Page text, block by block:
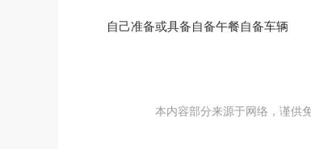
自己准备或具备自备午餐自备车辆
本内容部分来源于网络，谨供